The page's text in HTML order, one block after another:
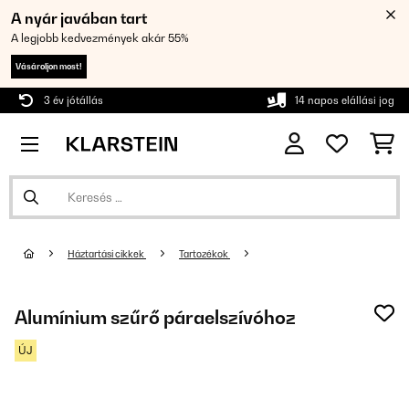
A nyár javában tart
A legjobb kedvezmények akár 55%
Vásároljon most!
3 év jótállás 14 napos elállási jog
Háztartási cikkek Tartozékok
Alumínium szűrő páraelszívóhoz
ÚJ